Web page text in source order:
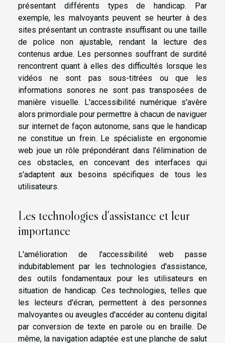
présentant différents types de handicap. Par
exemple, les malvoyants peuvent se heurter à des
sites présentant un contraste insuffisant ou une taille
de police non ajustable, rendant la lecture des
contenus ardue. Les personnes souffrant de surdité
rencontrent quant à elles des difficultés lorsque les
vidéos ne sont pas sous-titrées ou que les
informations sonores ne sont pas transposées de
manière visuelle. L'accessibilité numérique s'avère
alors primordiale pour permettre à chacun de naviguer
sur internet de façon autonome, sans que le handicap
ne constitue un frein. Le spécialiste en ergonomie
web joue un rôle prépondérant dans l'élimination de
ces obstacles, en concevant des interfaces qui
s'adaptent aux besoins spécifiques de tous les
utilisateurs.
Les technologies d'assistance et leur
importance
L'amélioration de l'accessibilité web passe
indubitablement par les technologies d'assistance,
des outils fondamentaux pour les utilisateurs en
situation de handicap. Ces technologies, telles que
les lecteurs d'écran, permettent à des personnes
malvoyantes ou aveugles d'accéder au contenu digital
par conversion de texte en parole ou en braille. De
même, la navigation adaptée est une planche de salut